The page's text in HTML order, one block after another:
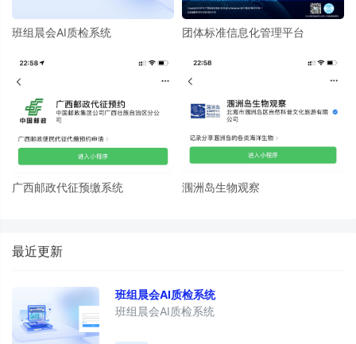
班组晨会AI质检系统 团体标准信息化管理平台
广西邮政代征预缴系统 涠洲岛生物观察
最近更新
班组晨会AI质检系统
班组晨会AI质检系统